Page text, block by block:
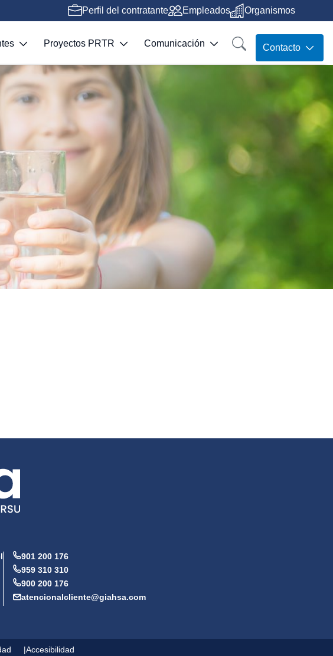
Perfil del contratante Empleados Organismos
Proyectos PRTR Comunicación Contacto
901 200 176
959 310 310
900 200 176
atencionalcliente@giahsa.com
Accesibilidad